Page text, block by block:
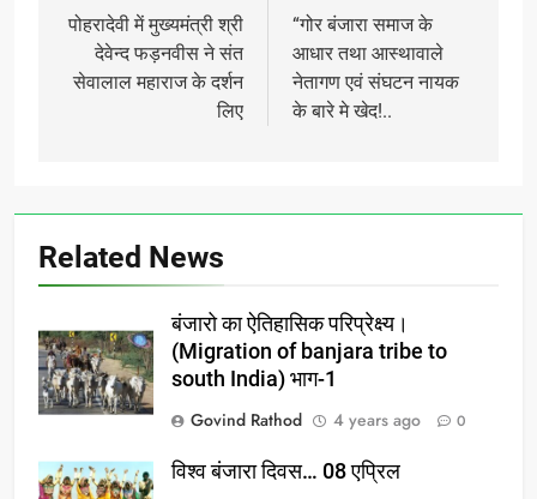
navigation
पोहरादेवी में मुख्यमंत्री श्री
देवेन्द फड़नवीस ने संत
सेवालाल महाराज के दर्शन
लिए
“गोर बंजारा समाज के
आधार तथा आस्थावाले
नेतागण एवं संघटन नायक
के बारे मे खेद!..
Related News
बंजारो का ऐतिहासिक परिप्रेक्ष्य।
(Migration of banjara tribe to
south India) भाग-1
Govind Rathod
4 years ago 0
विश्व बंजारा दिवस… 08 एप्रिल